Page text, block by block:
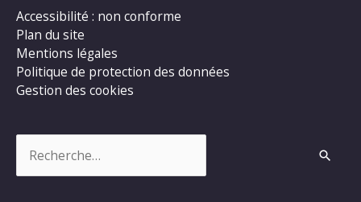
Accessibilité : non conforme
Plan du site
Mentions légales
Politique de protection des données
Gestion des cookies